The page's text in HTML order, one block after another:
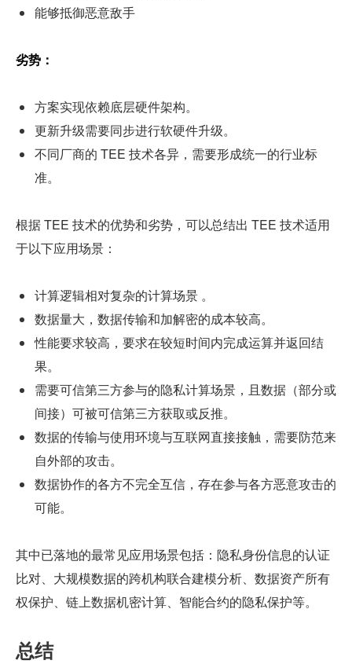
能够抵御恶意敌手
劣势：
方案实现依赖底层硬件架构。
更新升级需要同步进行软硬件升级。
不同厂商的 TEE 技术各异，需要形成统一的行业标
准。
根据 TEE 技术的优势和劣势，可以总结出 TEE 技术适用
于以下应用场景：
计算逻辑相对复杂的计算场景 。
数据量大，数据传输和加解密的成本较高。
性能要求较高，要求在较短时间内完成运算并返回结
果。
需要可信第三方参与的隐私计算场景，且数据（部分或
间接）可被可信第三方获取或反推。
数据的传输与使用环境与互联网直接接触，需要防范来
自外部的攻击。
数据协作的各方不完全互信，存在参与各方恶意攻击的
可能。
其中已落地的最常见应用场景包括：隐私身份信息的认证
比对、大规模数据的跨机构联合建模分析、数据资产所有
权保护、链上数据机密计算、智能合约的隐私保护等。
总结